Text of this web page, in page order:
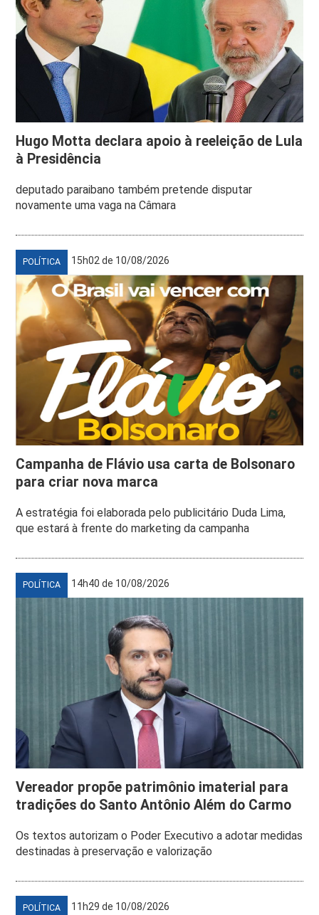
Hugo Motta declara apoio à reeleição de Lula
à Presidência
deputado paraibano também pretende disputar
novamente uma vaga na Câmara
POLÍTICA 15h02 de 10/08/2026
Campanha de Flávio usa carta de Bolsonaro
para criar nova marca
A estratégia foi elaborada pelo publicitário Duda Lima,
que estará à frente do marketing da campanha
POLÍTICA 14h40 de 10/08/2026
Vereador propõe patrimônio imaterial para
tradições do Santo Antônio Além do Carmo
Os textos autorizam o Poder Executivo a adotar medidas
destinadas à preservação e valorização
POLÍTICA 11h29 de 10/08/2026